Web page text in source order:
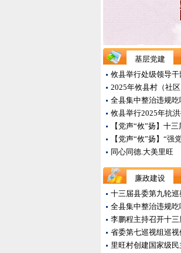
基层党建
攸县举行处级领导
2025年攸县村（社
全县集中整治违规
攸县举行2025年抗
【党声“攸”扬】十
【党声“攸”扬】“强
同心同德.大美里旺
廉政建设
十三届县委第九轮
全县集中整治违规
李鹏程主持召开十
省委第七巡视组巡
里旺村创建国家级